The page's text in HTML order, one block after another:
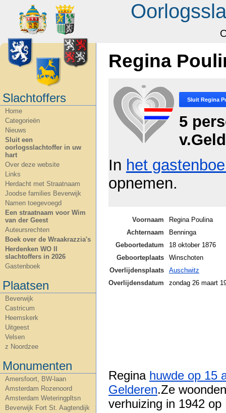
Slachtoffers
Home
Categorieën
Nieuws
Sluit een
oorlogsslachtoffer in uw
hart
Over deze website
Links
Herdacht met Straatnaam
Joodse families Beverwijk
Namen toegevoegd
Een straatnaam voor Wim
van der Geest
Auteursrechten
Boek over de Wraakrazzia's
Herdenken WO II
slachtoffers in 2026
Gastenboek
Plaatsen
Beverwijk
Castricum
Heemskerk
Uitgeest
Velsen
z Noordzee
Monumenten
Amersfoort, BW-laan
Amsterdam Rozenoord
Amsterdam Weteringpltsn
Beverwijk Fort St. Aagtendijk
Regina
Sluit Regina
5
In het
opnemen.
Voornaam
Regina Poulina
Achternaam
Benninga
Geboortedatum
18 oktober 1876
Geboorteplaats
Winschoten
Overlijdensplaats
Auschwitz
Overlijdensdatum
zondag 26 maart
Regina huwde op 15
Gelderen.Ze
verhuizing in 1942